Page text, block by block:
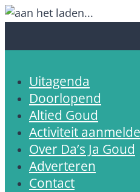
Uitagenda
Doorlopend
Altied Goud
Activiteit
Over Da’s Ja Goud
Adverteren
Contact